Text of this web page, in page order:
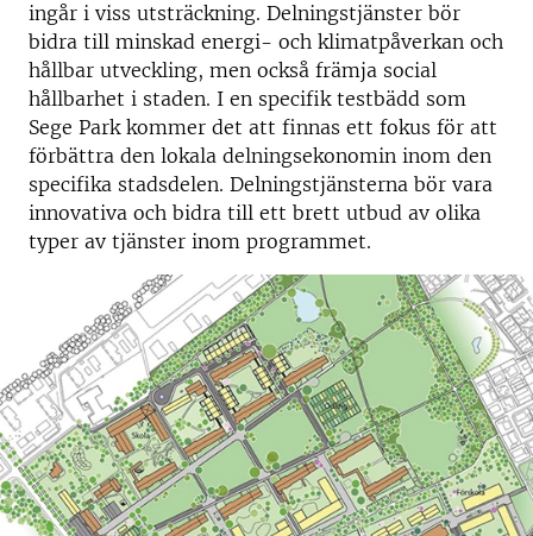
ingår i viss utsträckning. Delningstjänster bör
bidra till minskad energi- och klimatpåverkan och
hållbar utveckling, men också främja social
hållbarhet i staden. I en specifik testbädd som
Sege Park kommer det att finnas ett fokus för att
förbättra den lokala delningsekonomin inom den
specifika stadsdelen. Delningstjänsterna bör vara
innovativa och bidra till ett brett utbud av olika
typer av tjänster inom programmet.